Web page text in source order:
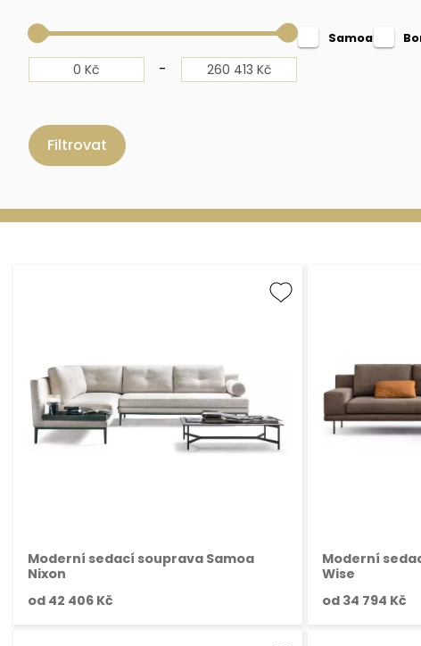
-
Samoa
Filtrovat
Moderní sedací souprava Samoa
Nixon
od 42 406 Kč
Moderní
Wise
od 34 794 Kč